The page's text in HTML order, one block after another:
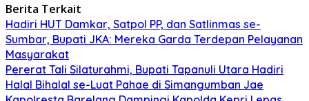
Berita Terkait
Hadiri HUT Damkar, Satpol PP, dan Satlinmas se-
Sumbar, Bupati JKA: Mereka Garda Terdepan Pelayanan
Masyarakat
Pererat Tali Silaturahmi, Bupati Tapanuli Utara Hadiri
Halal Bihalal se-Luat Pahae di Simangumban Jae